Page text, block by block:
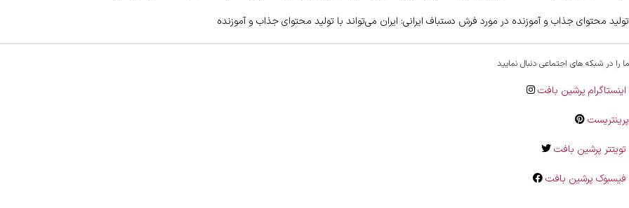
تولید محتوای جذاب و آموزنده در مورد فرش دستباف ایرانی: ایران می‌تواند با تولید محتوای جذاب و آموزنده
ما را در شبکه های اجتماعی دنبال نمایید
اینستاگرام پرشین بافت
پرینتریست
تویتتر پرشین بافت
فیسبوک پرشین بافت